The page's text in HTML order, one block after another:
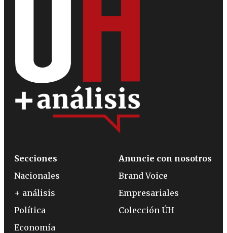
Secciones
Nacionales
+ análisis
Política
Economía
Anuncie con nosotros
Brand Voice
Empresariales
Colección ÚH